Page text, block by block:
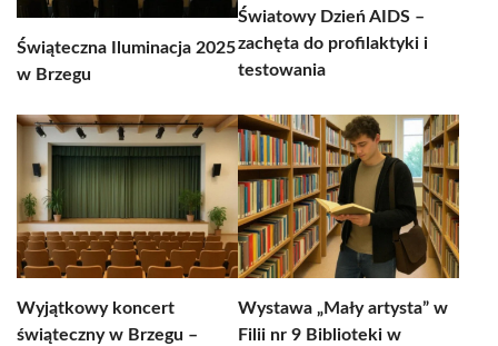
Świąteczna Iluminacja 2025
w Brzegu
Światowy Dzień AIDS –
zachęta do profilaktyki i
testowania
Wyjątkowy koncert
świąteczny w Brzegu –
Wystawa „Mały artysta” w
Filii nr 9 Biblioteki w